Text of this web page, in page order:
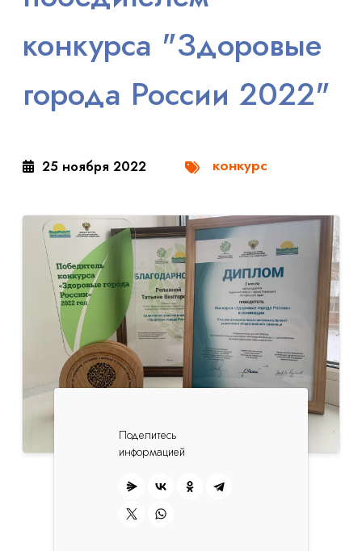
конкурса "Здоровые
города России 2022"
25 ноября 2022 конкурс
Поделитесь
информацией